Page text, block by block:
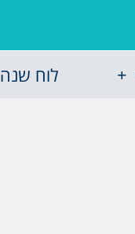
לוח שנה